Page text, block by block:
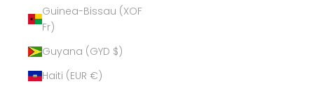
Guinea-Bissau (XOF
Fr)
Guyana (GYD $)
Haiti (EUR €)